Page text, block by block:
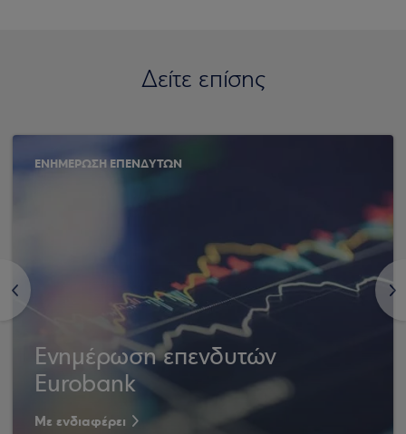
Δείτε επίσης
<
ΕΝΗΜΕΡΩΣΗ ΕΠΕΝΔΥΤΩΝ
Ενημέρωση επενδυτών
Eurobank
Με ενδιαφέρει
>